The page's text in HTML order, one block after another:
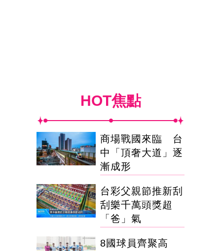
HOT焦點
商場戰國來臨 台
中「頂奢大道」逐
漸成形
台彩父親節推新刮
刮樂千萬頭獎超
「爸」氣
8國球員齊聚高